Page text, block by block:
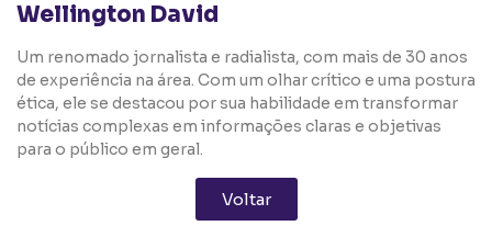
Wellington David
Um renomado jornalista e radialista, com mais de 30 anos
de experiência na área. Com um olhar crítico e uma postura
ética, ele se destacou por sua habilidade em transformar
notícias complexas em informações claras e objetivas
para o público em geral.
Voltar